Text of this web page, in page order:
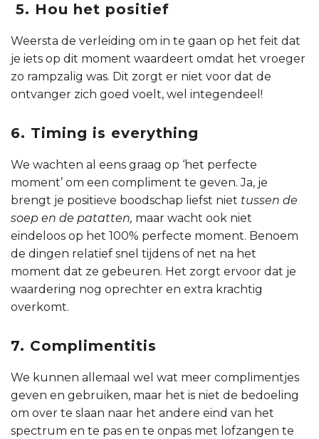
5. Hou het positief
Weersta de verleiding om in te gaan op het feit dat
je iets op dit moment waardeert omdat het vroeger
zo rampzalig was. Dit zorgt er niet voor dat de
ontvanger zich goed voelt, wel integendeel!
6. Timing is everything
We wachten al eens graag op ‘het perfecte
moment’ om een compliment te geven. Ja, je
brengt je positieve boodschap liefst niet tussen de
soep en de patatten, maar wacht ook niet
eindeloos op het 100% perfecte moment. Benoem
de dingen relatief snel tijdens of net na het
moment dat ze gebeuren. Het zorgt ervoor dat je
waardering nog oprechter en extra krachtig
overkomt.
7. Complimentitis
We kunnen allemaal wel wat meer complimentjes
geven en gebruiken, maar het is niet de bedoeling
om over te slaan naar het andere eind van het
spectrum en te pas en te onpas met lofzangen te